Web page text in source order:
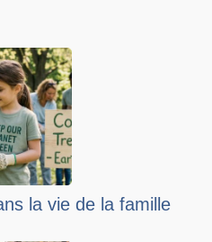
la vie de la famille